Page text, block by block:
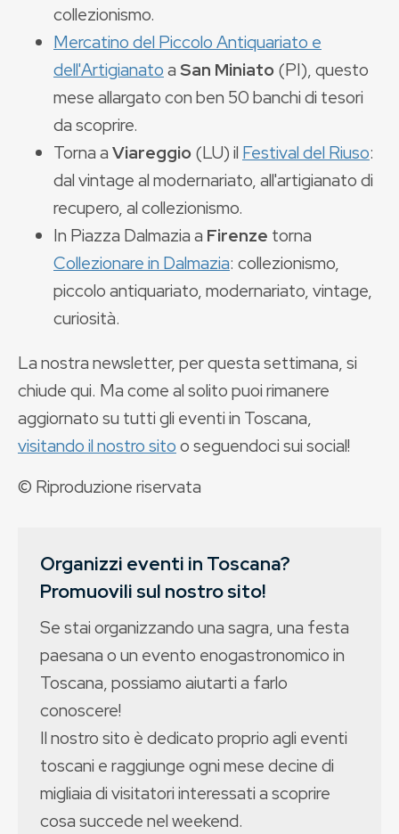
collezionismo.
Mercatino del Piccolo Antiquariato e
dell'ArtigianatoaSan Miniato(PI), questo
mese allargato con ben 50 banchi di tesori
da scoprire.
Torna aViareggio(LU) il Festival del Riuso:
dal vintage al modernariato, all'artigianato di
recupero, al collezionismo.
In Piazza Dalmazia a Firenze torna
Collezionare in Dalmazia: collezionismo,
piccolo antiquariato, modernariato, vintage,
curiosità.
La nostra newsletter, per questa settimana, si
chiude qui. Ma come al solito puoi rimanere
aggiornato su tutti gli eventi in Toscana,
visitando il nostro sitoo seguendoci sui social!
© Riproduzione riservata
Organizzi eventi in Toscana?
Promuovili sul nostro sito!
Se stai organizzando una sagra, una festa
paesana o un evento enogastronomico in
Toscana, possiamo aiutarti a farlo
conoscere!
Il nostro sito è dedicato proprio agli eventi
toscani e raggiunge ogni mese decine di
migliaia di visitatori interessati a scoprire
cosa succede nel weekend.